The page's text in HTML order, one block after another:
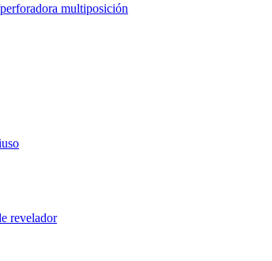
multiposición
revelador